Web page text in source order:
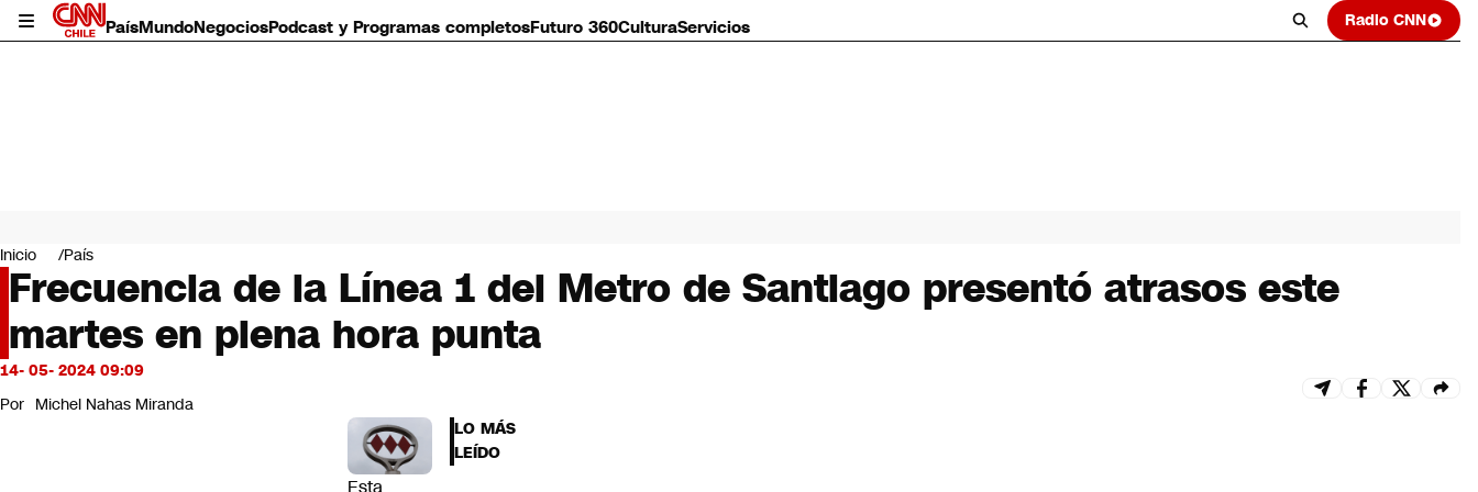
PaísMundoNegociosPodcast y Programas completosFuturo 360CulturaServicios Radio CNN
Mundo
Negocios
Deportes
Programas completos
Cultura
Servicios
Bits
CNN Data
Inicio País
Frecuencia de la Línea 1 del Metro de Santiago presentó atrasos este
martes en plena hora punta
14- 05- 2024 09:09
Por Michel Nahas Miranda
Esta
LO MÁS
LEÍDO